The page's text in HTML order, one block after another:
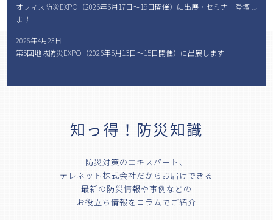
オフィス防災EXPO（2026年6月17日〜19日開催）に出展・セミナー登壇し
ます
2026年4月23日
第5回地域防災EXPO（2026年5月13日〜15日開催）に出展します
知っ得！防災知識
防災対策のエキスパート、
テレネット株式会社だからお届けできる
最新の防災情報や事例などの
お役立ち情報をコラムでご紹介